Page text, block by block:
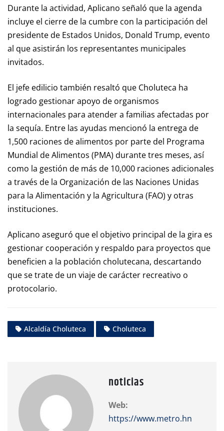
Durante la actividad, Aplicano señaló que la agenda
incluye el cierre de la cumbre con la participación del
presidente de Estados Unidos, Donald Trump, evento
al que asistirán los representantes municipales
invitados.
El jefe edilicio también resaltó que Choluteca ha
logrado gestionar apoyo de organismos
internacionales para atender a familias afectadas por
la sequía. Entre las ayudas mencionó la entrega de
1,500 raciones de alimentos por parte del Programa
Mundial de Alimentos (PMA) durante tres meses, así
como la gestión de más de 10,000 raciones adicionales
a través de la Organización de las Naciones Unidas
para la Alimentación y la Agricultura (FAO) y otras
instituciones.
Aplicano aseguró que el objetivo principal de la gira es
gestionar cooperación y respaldo para proyectos que
beneficien a la población cholutecana, descartando
que se trate de un viaje de carácter recreativo o
protocolario.
Alcaldía Choluteca Choluteca
noticias
Web:
https://www.metro.hn